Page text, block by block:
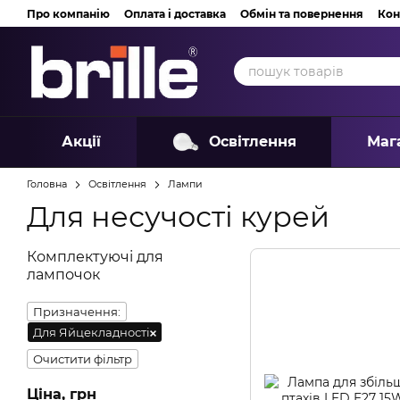
Перейти до основного контенту
Про компанію Оплата і доставка Обмін та повернення
Акції Освітлення
Головна Освітлення Лампи
Для несучості курей
Комплектуючі для
лампочок
Призначення:
Для Яйцекладності
Очистити фільтр
Ціна, грн